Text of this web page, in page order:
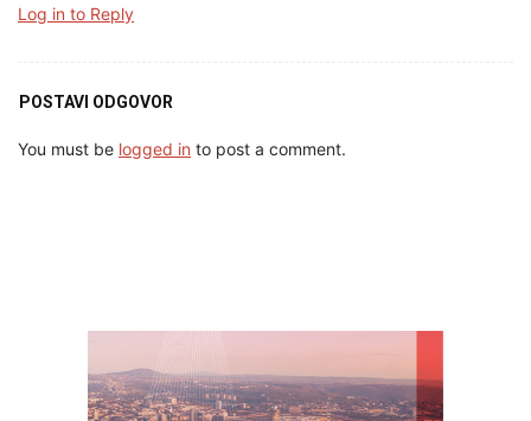
Log in to Reply
POSTAVI ODGOVOR
You must be logged in to post a comment.